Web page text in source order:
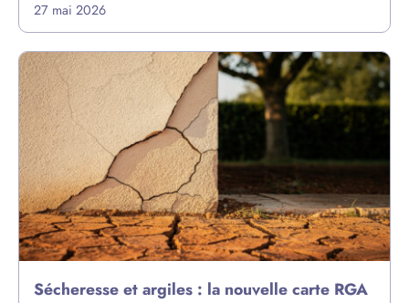
27 mai 2026
Sécheresse et argiles : la nouvelle carte RGA